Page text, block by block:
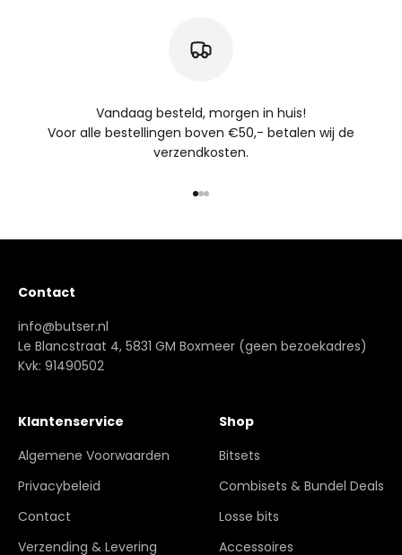
Vandaag besteld, morgen in huis!
Voor alle bestellingen boven €50,- betalen wij de
verzendkosten.
Naar artikel 1
Naar artikel 2
Naar artikel 3
Contact
info@butser.nl
Le Blancstraat 4, 5831 GM Boxmeer (geen bezoekadres)
Kvk: 91490502
Klantenservice
Algemene Voorwaarden
Privacybeleid
Contact
Verzending & Levering
Shop
Bitsets
Combisets & Bundel Deals
Losse bits
Accessoires